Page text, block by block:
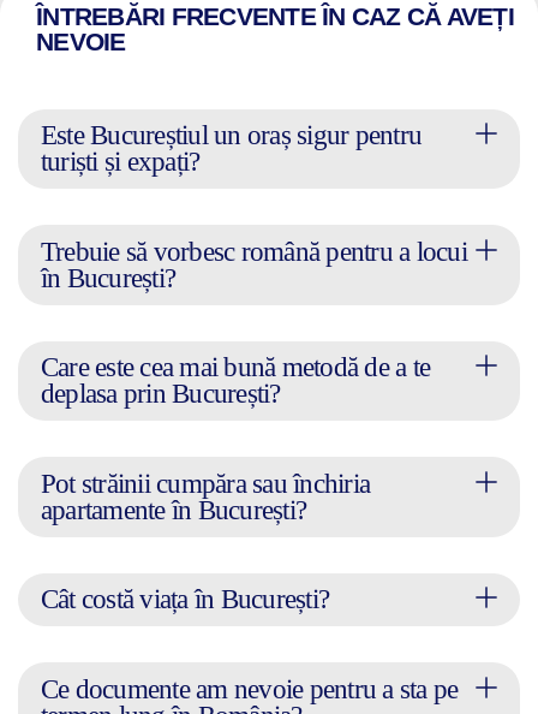
ÎNTREBĂRI FRECVENTE ÎN CAZ CĂ AVEȚI
NEVOIE
Este Bucureștiul un oraș sigur pentru
turiști și expați?
Trebuie să vorbesc română pentru a locui
în București?
Care este cea mai bună metodă de a te
deplasa prin București?
Pot străinii cumpăra sau închiria
apartamente în București?
Cât costă viața în București?
Ce documente am nevoie pentru a sta pe